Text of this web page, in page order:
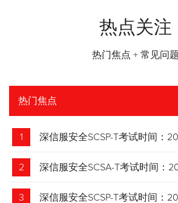
热点关注
热门焦点 + 常见问题
热门焦点
1 深信服安全SCSP-T考试时间：
2 深信服安全SCSA-T考试时间：
3 深信服安全SCSP-T考试时间：